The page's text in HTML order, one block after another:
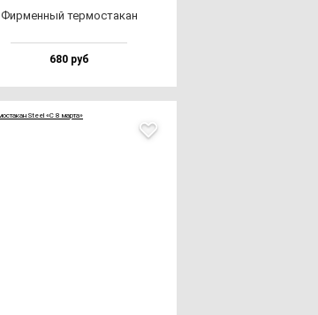
Фир­мен­ный тер­мос­та­кан
680 руб